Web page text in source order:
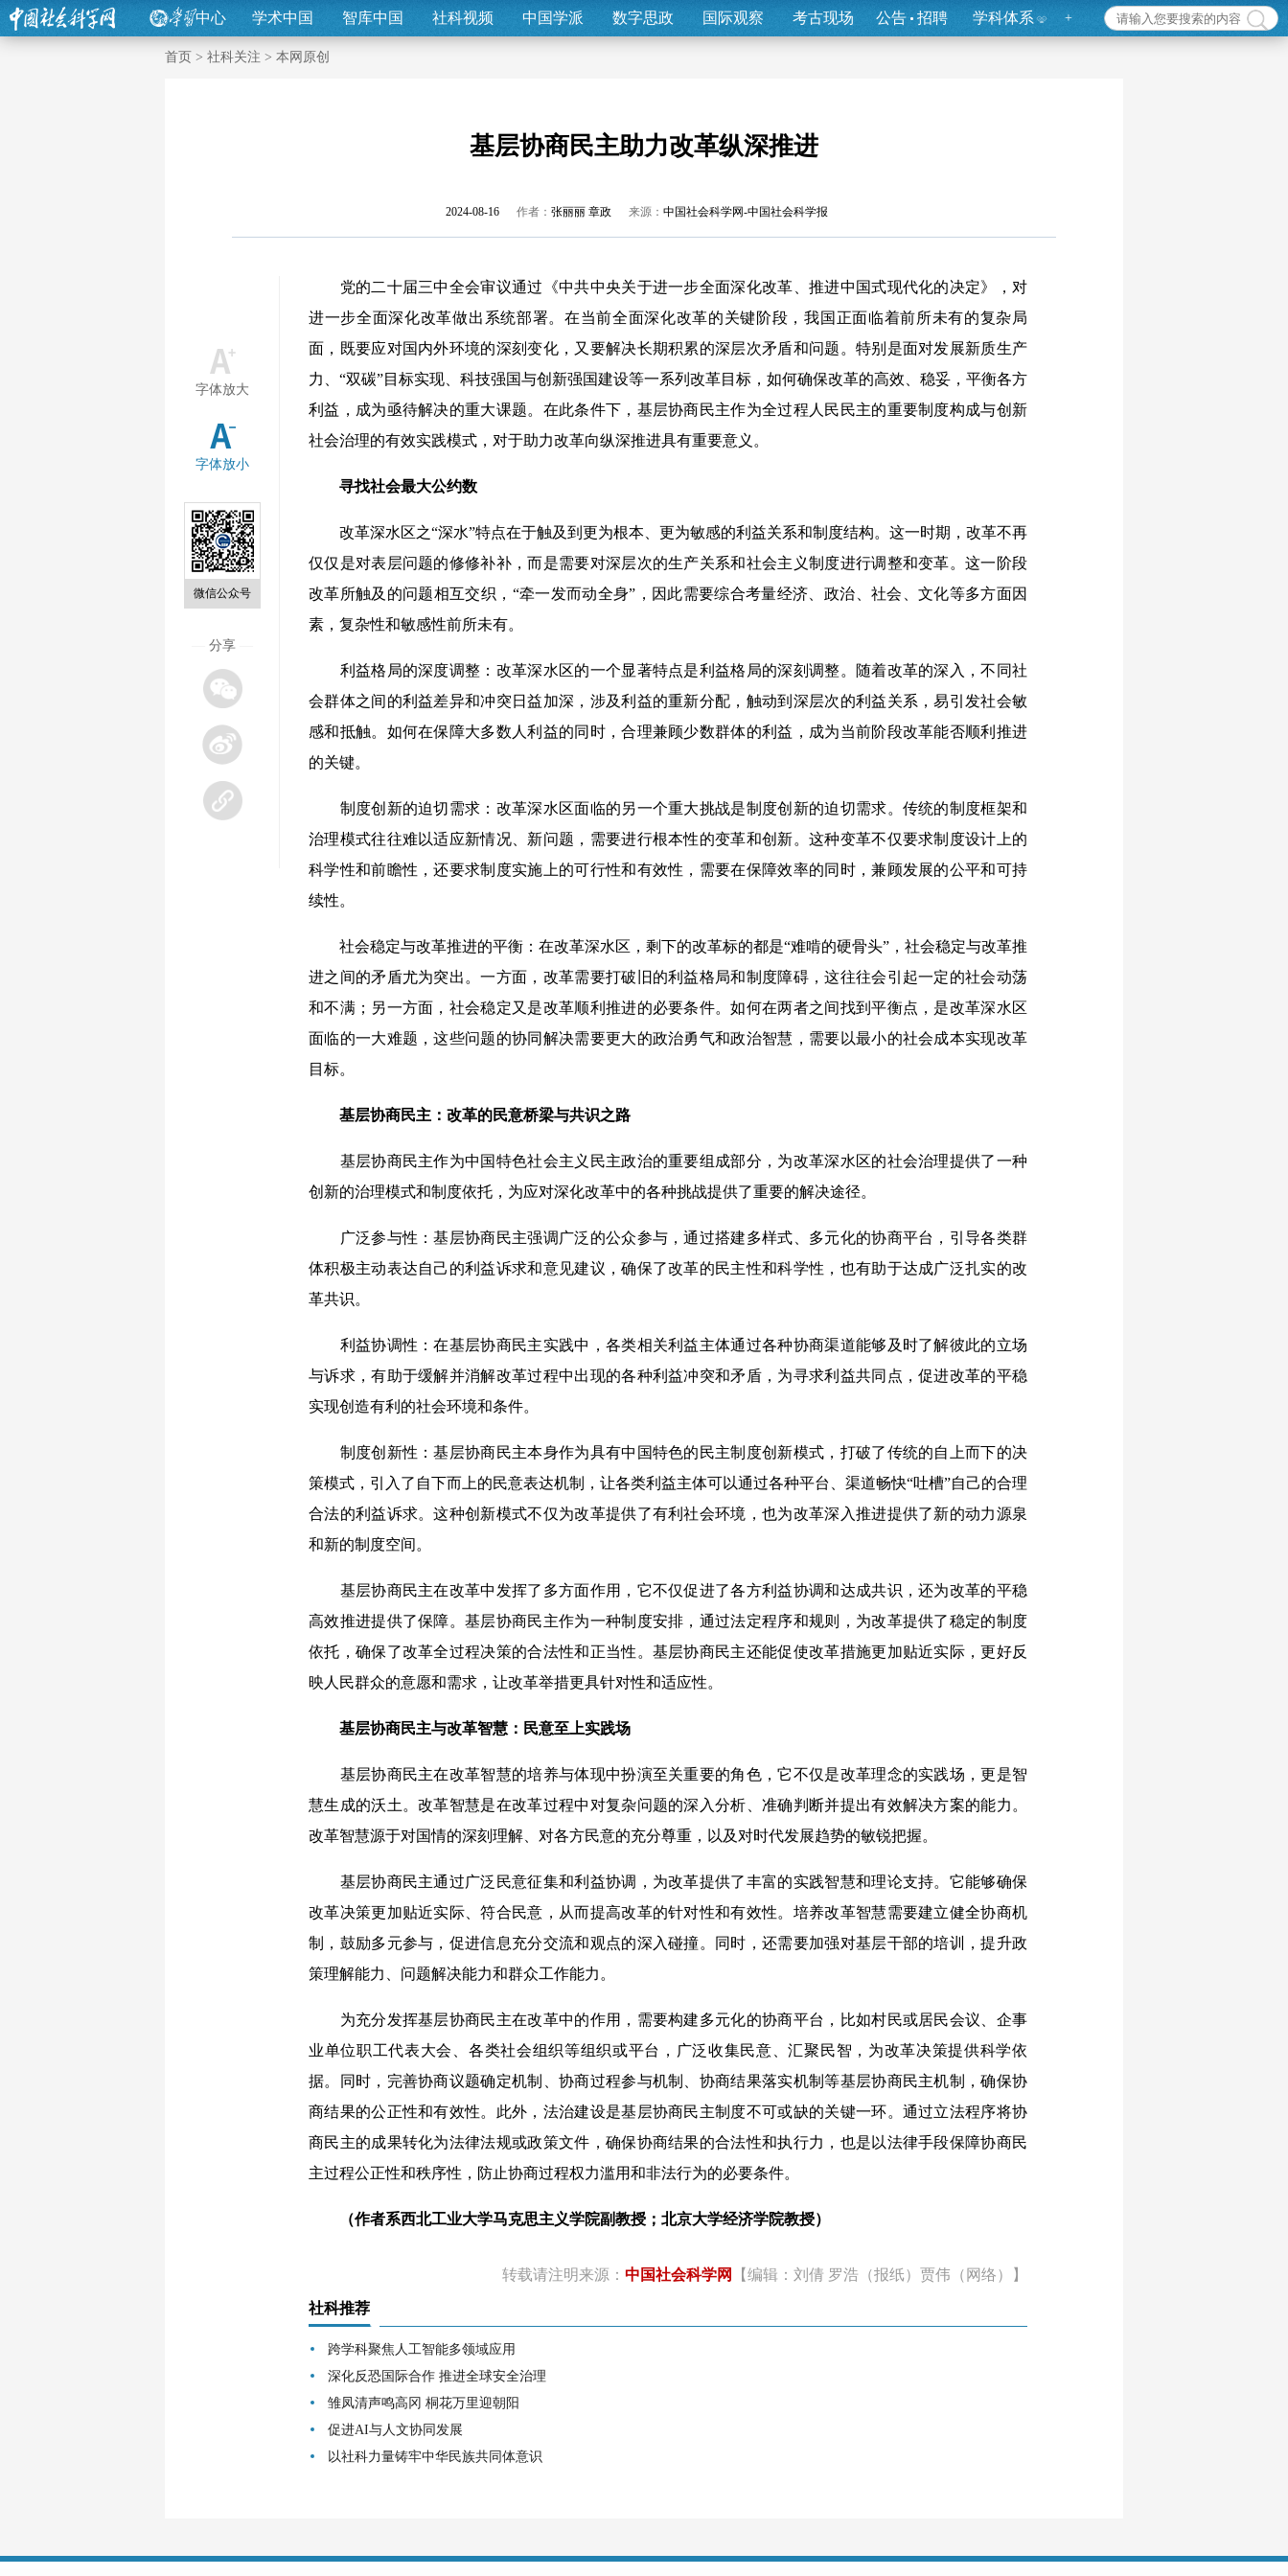
中心 学术中国 智库中国 社科视频 中国学派 数字思政 国际观察 考古现场 公告 招聘 学科体系 +
首页 > 社科关注 > 本网原创
基层协商民主助力改革纵深推进
2024-08-16 作者： 张丽丽 章政 来源： 中国社会科学网-中国社会科学报
字体放大
字体放小
微信公众号
分享
党的二十届三中全会审议通过《中共中央关于进一步全面深化改革、推进中国式现代化的决定》，对
进一步全面深化改革做出系统部署。在当前全面深化改革的关键阶段，我国正面临着前所未有的复杂局
面，既要应对国内外环境的深刻变化，又要解决长期积累的深层次矛盾和问题。特别是面对发展新质生产
力、“双碳”目标实现、科技强国与创新强国建设等一系列改革目标，如何确保改革的高效、稳妥，平衡各方
利益，成为亟待解决的重大课题。在此条件下，基层协商民主作为全过程人民民主的重要制度构成与创新
社会治理的有效实践模式，对于助力改革向纵深推进具有重要意义。
寻找社会最大公约数
改革深水区之“深水”特点在于触及到更为根本、更为敏感的利益关系和制度结构。这一时期，改革不再
仅仅是对表层问题的修修补补，而是需要对深层次的生产关系和社会主义制度进行调整和变革。这一阶段
改革所触及的问题相互交织，“牵一发而动全身”，因此需要综合考量经济、政治、社会、文化等多方面因
素，复杂性和敏感性前所未有。
利益格局的深度调整：改革深水区的一个显著特点是利益格局的深刻调整。随着改革的深入，不同社
会群体之间的利益差异和冲突日益加深，涉及利益的重新分配，触动到深层次的利益关系，易引发社会敏
感和抵触。如何在保障大多数人利益的同时，合理兼顾少数群体的利益，成为当前阶段改革能否顺利推进
的关键。
制度创新的迫切需求：改革深水区面临的另一个重大挑战是制度创新的迫切需求。传统的制度框架和
治理模式往往难以适应新情况、新问题，需要进行根本性的变革和创新。这种变革不仅要求制度设计上的
科学性和前瞻性，还要求制度实施上的可行性和有效性，需要在保障效率的同时，兼顾发展的公平和可持
续性。
社会稳定与改革推进的平衡：在改革深水区，剩下的改革标的都是“难啃的硬骨头”，社会稳定与改革推
进之间的矛盾尤为突出。一方面，改革需要打破旧的利益格局和制度障碍，这往往会引起一定的社会动荡
和不满；另一方面，社会稳定又是改革顺利推进的必要条件。如何在两者之间找到平衡点，是改革深水区
面临的一大难题，这些问题的协同解决需要更大的政治勇气和政治智慧，需要以最小的社会成本实现改革
目标。
基层协商民主：改革的民意桥梁与共识之路
基层协商民主作为中国特色社会主义民主政治的重要组成部分，为改革深水区的社会治理提供了一种
创新的治理模式和制度依托，为应对深化改革中的各种挑战提供了重要的解决途径。
广泛参与性：基层协商民主强调广泛的公众参与，通过搭建多样式、多元化的协商平台，引导各类群
体积极主动表达自己的利益诉求和意见建议，确保了改革的民主性和科学性，也有助于达成广泛扎实的改
革共识。
利益协调性：在基层协商民主实践中，各类相关利益主体通过各种协商渠道能够及时了解彼此的立场
与诉求，有助于缓解并消解改革过程中出现的各种利益冲突和矛盾，为寻求利益共同点，促进改革的平稳
实现创造有利的社会环境和条件。
制度创新性：基层协商民主本身作为具有中国特色的民主制度创新模式，打破了传统的自上而下的决
策模式，引入了自下而上的民意表达机制，让各类利益主体可以通过各种平台、渠道畅快“吐槽”自己的合理
合法的利益诉求。这种创新模式不仅为改革提供了有利社会环境，也为改革深入推进提供了新的动力源泉
和新的制度空间。
基层协商民主在改革中发挥了多方面作用，它不仅促进了各方利益协调和达成共识，还为改革的平稳
高效推进提供了保障。基层协商民主作为一种制度安排，通过法定程序和规则，为改革提供了稳定的制度
依托，确保了改革全过程决策的合法性和正当性。基层协商民主还能促使改革措施更加贴近实际，更好反
映人民群众的意愿和需求，让改革举措更具针对性和适应性。
基层协商民主与改革智慧：民意至上实践场
基层协商民主在改革智慧的培养与体现中扮演至关重要的角色，它不仅是改革理念的实践场，更是智
慧生成的沃土。改革智慧是在改革过程中对复杂问题的深入分析、准确判断并提出有效解决方案的能力。
改革智慧源于对国情的深刻理解、对各方民意的充分尊重，以及对时代发展趋势的敏锐把握。
基层协商民主通过广泛民意征集和利益协调，为改革提供了丰富的实践智慧和理论支持。它能够确保
改革决策更加贴近实际、符合民意，从而提高改革的针对性和有效性。培养改革智慧需要建立健全协商机
制，鼓励多元参与，促进信息充分交流和观点的深入碰撞。同时，还需要加强对基层干部的培训，提升政
策理解能力、问题解决能力和群众工作能力。
为充分发挥基层协商民主在改革中的作用，需要构建多元化的协商平台，比如村民或居民会议、企事
业单位职工代表大会、各类社会组织等组织或平台，广泛收集民意、汇聚民智，为改革决策提供科学依
据。同时，完善协商议题确定机制、协商过程参与机制、协商结果落实机制等基层协商民主机制，确保协
商结果的公正性和有效性。此外，法治建设是基层协商民主制度不可或缺的关键一环。通过立法程序将协
商民主的成果转化为法律法规或政策文件，确保协商结果的合法性和执行力，也是以法律手段保障协商民
主过程公正性和秩序性，防止协商过程权力滥用和非法行为的必要条件。
（作者系西北工业大学马克思主义学院副教授；北京大学经济学院教授）
转载请注明来源： 中国社会科学网 【编辑：刘倩 罗浩（报纸）贾伟（网络）】
社科推荐
跨学科聚焦人工智能多领域应用
深化反恐国际合作 推进全球安全治理
雏凤清声鸣高冈 桐花万里迎朝阳
促进AI与人文协同发展
以社科力量铸牢中华民族共同体意识